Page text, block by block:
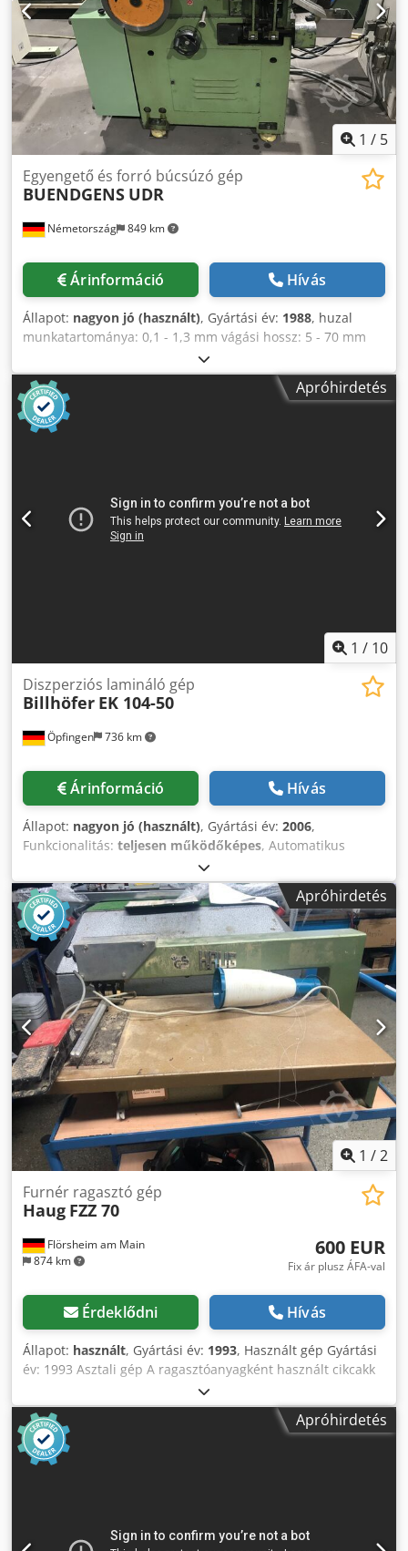
1 / 5
Németország 849 km
Egyengető és forró búcsúzó gép
BUENDGENS UDR
Árinformáció Hívás
Állapot: nagyon jó (használt), Gyártási év: 1988, huzal
munkatartománya: 0,1 - 1,3 mm vágási hossz: 5 - 70 mm
kimenet: 400 / perc. komplett hűtővel és motorizált
dekólerrel Dodpj Syv Tsfx Amyjck
Apróhirdetés
1 / 10
Öpfingen 736 km
Diszperziós lamináló gép
Billhöfer EK 104-50
Árinformáció Hívás
Állapot: nagyon jó (használt), Gyártási év: 2006,
Funkcionalitás: teljesen működőképes, Automatikus
lapadagoló A-20 (A-3): Mabeg szívófej, dupla lapvezérlés
Lamináló egység EK 104 (A-EK-3): Nedves laminálás és
termikus laminálás Dcsdpfxerp D I Io Amyok Automatikus
elválasztó egység TM-104 (TM-3) Szétválasztó egység: 4-
szeres körkés, súrlódókerék Pormentesítő állomás
Automatikus rakodógép S-3 Legnagyobb lapformátum X :
1040 mm Legnagyobb Y formátumú lap : 1140 mm
Minimális lapformátum X : 210 mm Min. lapformátum Y :
210 mm Gép sebessége : 50 m/perc
Apróhirdetés
1 /2
Flörsheim am Main
874 km
Furnér ragasztó gép
Haug FZZ 70
600 EUR
Fix ár plusz ÁFA-val
Érdeklődni Hívás
Állapot: használt, Gyártási év: 1993, Használt gép Gyártási
év: 1993 Asztali gép A ragasztóanyagként használt cikcakk
fonalat alulról ragasztja fel Automatikus vastagság- és
tűréshatáregyenlítés mért furnérokhoz Furnér kb. 120 mm
hossz, 35 mm szélesség és 0,3–2 mm vastagság között
Elektromos csatlakozás: 230 V Dcedpezk N D Rjfx Amyek
Konzolkinyúlás: 700 mm Anyagtovábbítás: kb. 6 m/perc
Apróhirdetés